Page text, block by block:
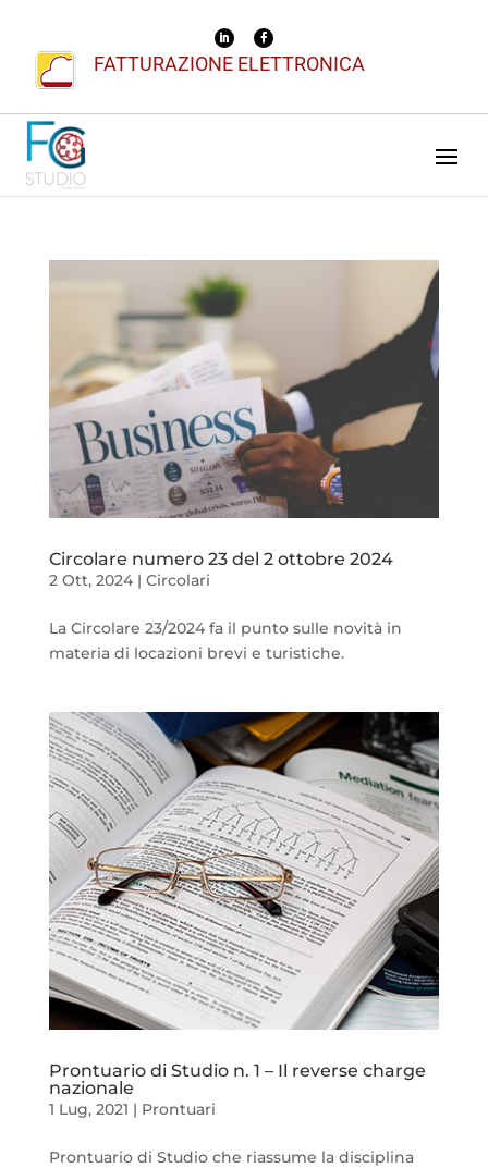
FATTURAZIONE ELETTRONICA
Circolare numero 23 del 2 ottobre 2024
2 Ott, 2024| Circolari
La Circolare 23/2024 fa il punto sulle novità in
materia di locazioni brevi e turistiche.
Prontuario di Studio n. 1 – Il reverse charge
nazionale
1 Lug, 2021 | Prontuari
Prontuario di Studio che riassume la disciplina